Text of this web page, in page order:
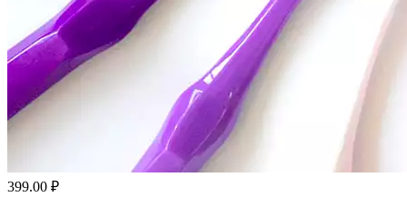
399.00 ₽